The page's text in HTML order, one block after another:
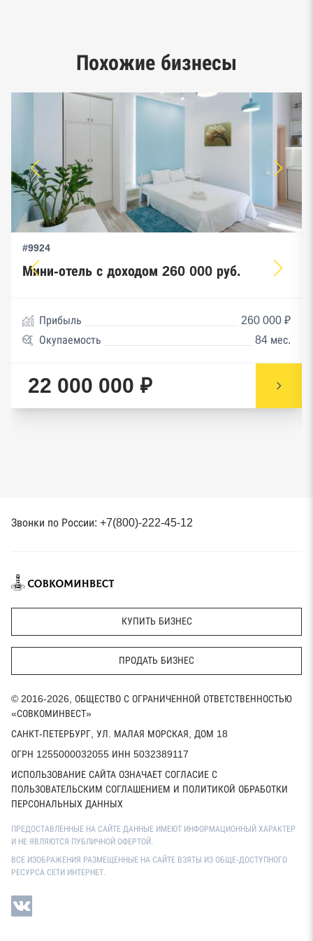
предпринимательства ФНС
Похожие бизнесы
#9924
Мини-отель с доходом 260 000 руб.
Прибыль
260 000 ₽
Окупаемость
84 мес.
22 000 000 ₽
Звонки по России: +7(800)-222-45-12
КУПИТЬ БИЗНЕС
ПРОДАТЬ БИЗНЕС
© 2016-2026, ОБЩЕСТВО С ОГРАНИЧЕННОЙ ОТВЕТСТВЕННОСТЬЮ
«СОВКОМИНВЕСТ»
САНКТ-ПЕТЕРБУРГ, УЛ. МАЛАЯ МОРСКАЯ, ДОМ 18
ОГРН 1255000032055 ИНН 5032389117
ИСПОЛЬЗОВАНИЕ САЙТА ОЗНАЧАЕТ СОГЛАСИЕ С
ПОЛЬЗОВАТЕЛЬСКИМ СОГЛАШЕНИЕМ И ПОЛИТИКОЙ ОБРАБОТКИ
ПЕРСОНАЛЬНЫХ ДАННЫХ
ПРЕДОСТАВЛЕННЫЕ НА САЙТЕ ДАННЫЕ ИМЕЮТ ИНФОРМАЦИОННЫЙ ХАРАКТЕР
И НЕ ЯВЛЯЮТСЯ ПУБЛИЧНОЙ ОФЕРТОЙ.
ВСЕ ИЗОБРАЖЕНИЯ РАЗМЕЩЕННЫЕ НА САЙТЕ ВЗЯТЫ ИЗ ОБЩЕ-ДОСТУПНОГО
РЕСУРСА СЕТИ ИНТЕРНЕТ.